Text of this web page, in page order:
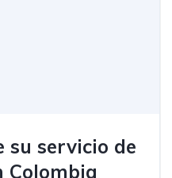
su servicio de
Colombia